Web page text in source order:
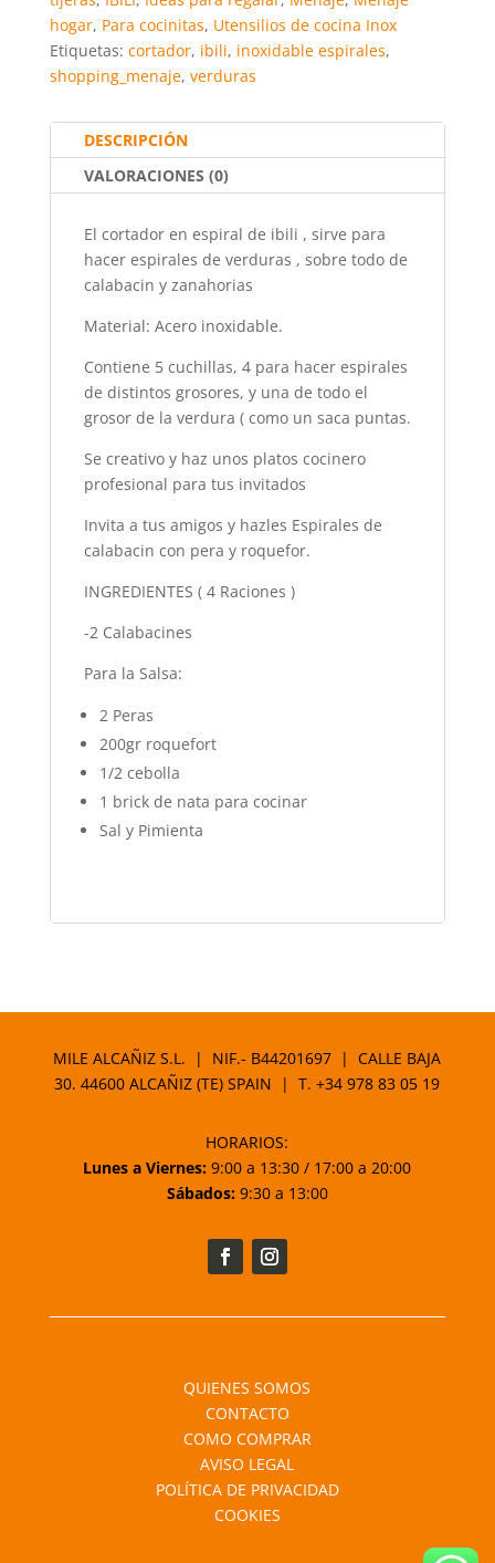
b
o
o
k
A
p
p
st ar
tir
hogar, Para cocinitas, Utensilios de cocina Inox
Etiquetas: cortador, ibili, inoxidable espirales,
shopping_menaje, verduras
DESCRIPCIÓN
VALORACIONES (0)
El cortador en espiral de ibili , sirve para
hacer espirales de verduras , sobre todo de
calabacin y zanahorias
Material: Acero inoxidable.
Contiene 5 cuchillas, 4 para hacer espirales
de distintos grosores, y una de todo el
grosor de la verdura ( como un saca puntas.
Se creativo y haz unos platos cocinero
profesional para tus invitados
Invita a tus amigos y hazles Espirales de
calabacin con pera y roquefor.
INGREDIENTES ( 4 Raciones )
-2 Calabacines
Para la Salsa:
2 Peras
200gr roquefort
1/2 cebolla
1 brick de nata para cocinar
Sal y Pimienta
MILE ALCAÑIZ S.L. | NIF.- B44201697 | CALLE BAJA
30. 44600 ALCAÑIZ (TE) SPAIN | T.+34 978 83 05 19
HORARIOS:
Lunes a Viernes: 9:00 a 13:30 / 17:00 a 20:00
Sábados:9:30 a 13:00
QUIENES SOMOS
CONTACTO
COMO COMPRAR
AVISO LEGAL
POLÍTICA DE PRIVACIDAD
COOKIES